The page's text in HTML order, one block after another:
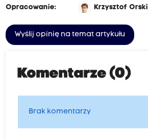
Opracowanie:
Krzysztof Orski
Wyślij opinię na temat artykułu
Komentarze (0)
Brak komentarzy